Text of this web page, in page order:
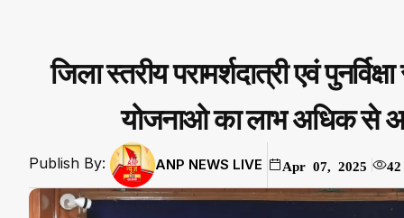
जिला स्तरीय परामर्शदात्री एवं
योजनाओ का लाभ अधिक से
Publish By: ANP NEWS LIVE Apr 07, 2025 42